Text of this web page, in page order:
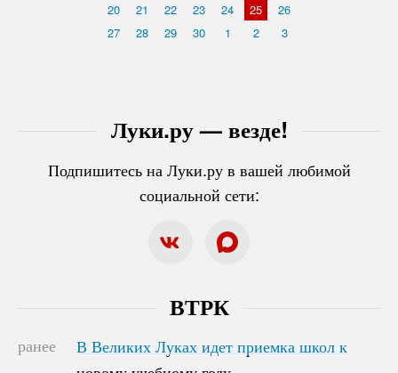
Луки.ру — везде!
Подпишитесь на Луки.ру в вашей любимой
социальной сети:
20
21 22 23 24 25
26
27
28 29 30 1 2 3
ВТРК
ранее
В Великих Луках идет приемка школ к
В Великих Луках идет приемка школ к